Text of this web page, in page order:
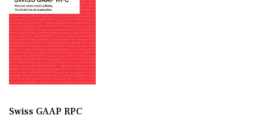
Swiss GAAP RPC